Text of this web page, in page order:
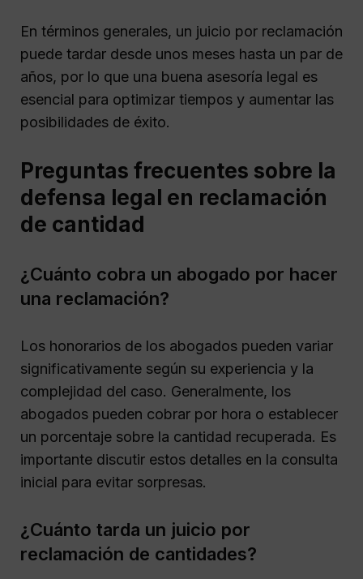
En términos generales, un juicio por reclamación
puede tardar desde unos meses hasta un par de
años, por lo que una buena asesoría legal es
esencial para optimizar tiempos y aumentar las
posibilidades de éxito.
Preguntas frecuentes sobre la
defensa legal en reclamación
de cantidad
¿Cuánto cobra un abogado por hacer
una reclamación?
Los honorarios de los abogados pueden variar
significativamente según su experiencia y la
complejidad del caso. Generalmente, los
abogados pueden cobrar por hora o establecer
un porcentaje sobre la cantidad recuperada. Es
importante discutir estos detalles en la consulta
inicial para evitar sorpresas.
¿Cuánto tarda un juicio por
reclamación de cantidades?